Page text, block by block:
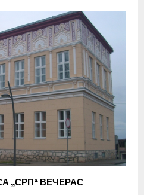
„СРП“ ВЕЧЕРАС